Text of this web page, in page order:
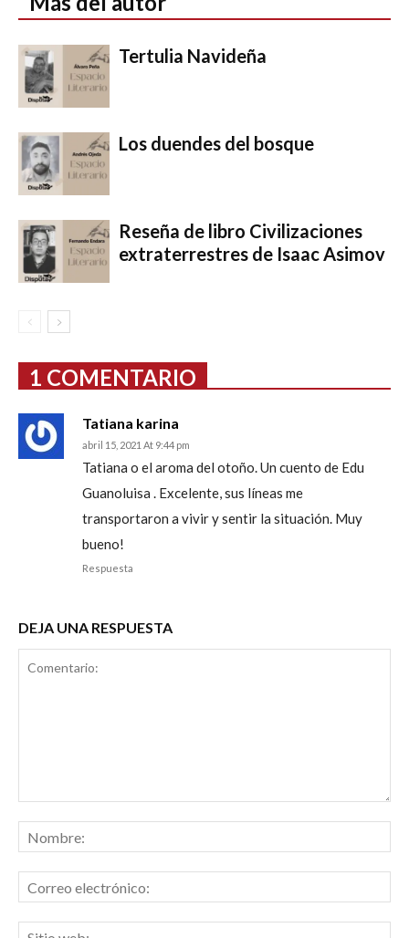
Tertulia Navideña
Los duendes del bosque
Reseña de libro Civilizaciones
extraterrestres de Isaac Asimov
1 COMENTARIO
Tatiana karina
abril 15, 2021 At 9:44 pm
Tatiana o el aroma del otoño. Un cuento de Edu
Guanoluisa . Excelente, sus líneas me
transportaron a vivir y sentir la situación. Muy
bueno!
Respuesta
DEJA UNA RESPUESTA